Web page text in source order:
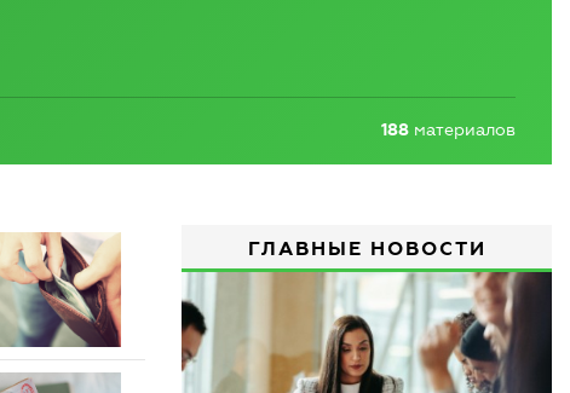
188 материалов
ГЛАВНЫЕ НОВОСТИ